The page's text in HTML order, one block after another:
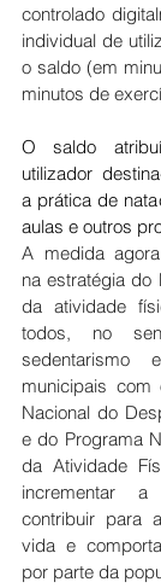
controlado
individual de
o saldo (em
minutos de
O saldo
utilizador
a prática de
aulas e outros
A medida
na estratégia do
da atividade
todos, no
municipais
Nacional do
e do Programa
da Atividade
incrementar
contribuir para
vida e
por parte da